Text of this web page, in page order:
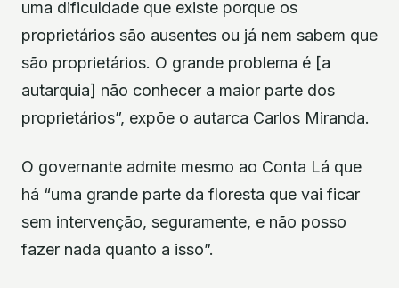
uma dificuldade que existe porque os
proprietários são ausentes ou já nem sabem que
são proprietários. O grande problema é [a
autarquia] não conhecer a maior parte dos
proprietários”, expõe o autarca Carlos Miranda.
O governante admite mesmo ao Conta Lá que
há “uma grande parte da floresta que vai ficar
sem intervenção, seguramente, e não posso
fazer nada quanto a isso”.